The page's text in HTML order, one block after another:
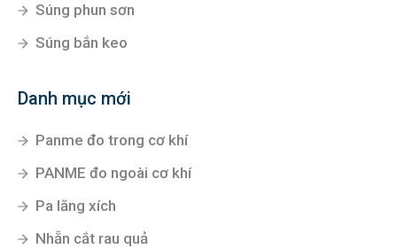
Súng phun sơn
Súng bắn keo
Danh mục mới
Panme đo trong cơ khí
PANME đo ngoài cơ khí
Pa lăng xích
Nhẵn cắt rau quả